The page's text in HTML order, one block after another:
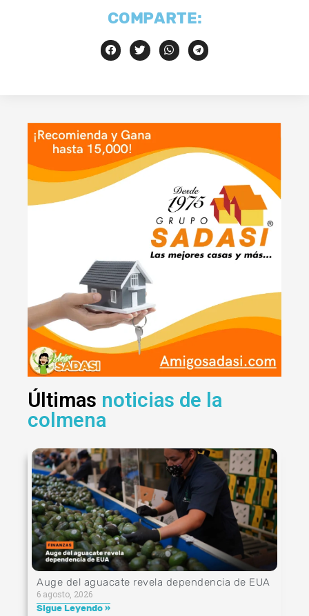
COMPARTE:
Últimas noticias de la
colmena
Auge del aguacate revela dependencia de EUA
6 agosto, 2026
Sigue Leyendo »